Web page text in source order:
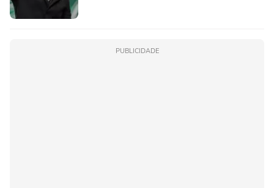
PUBLICIDADE